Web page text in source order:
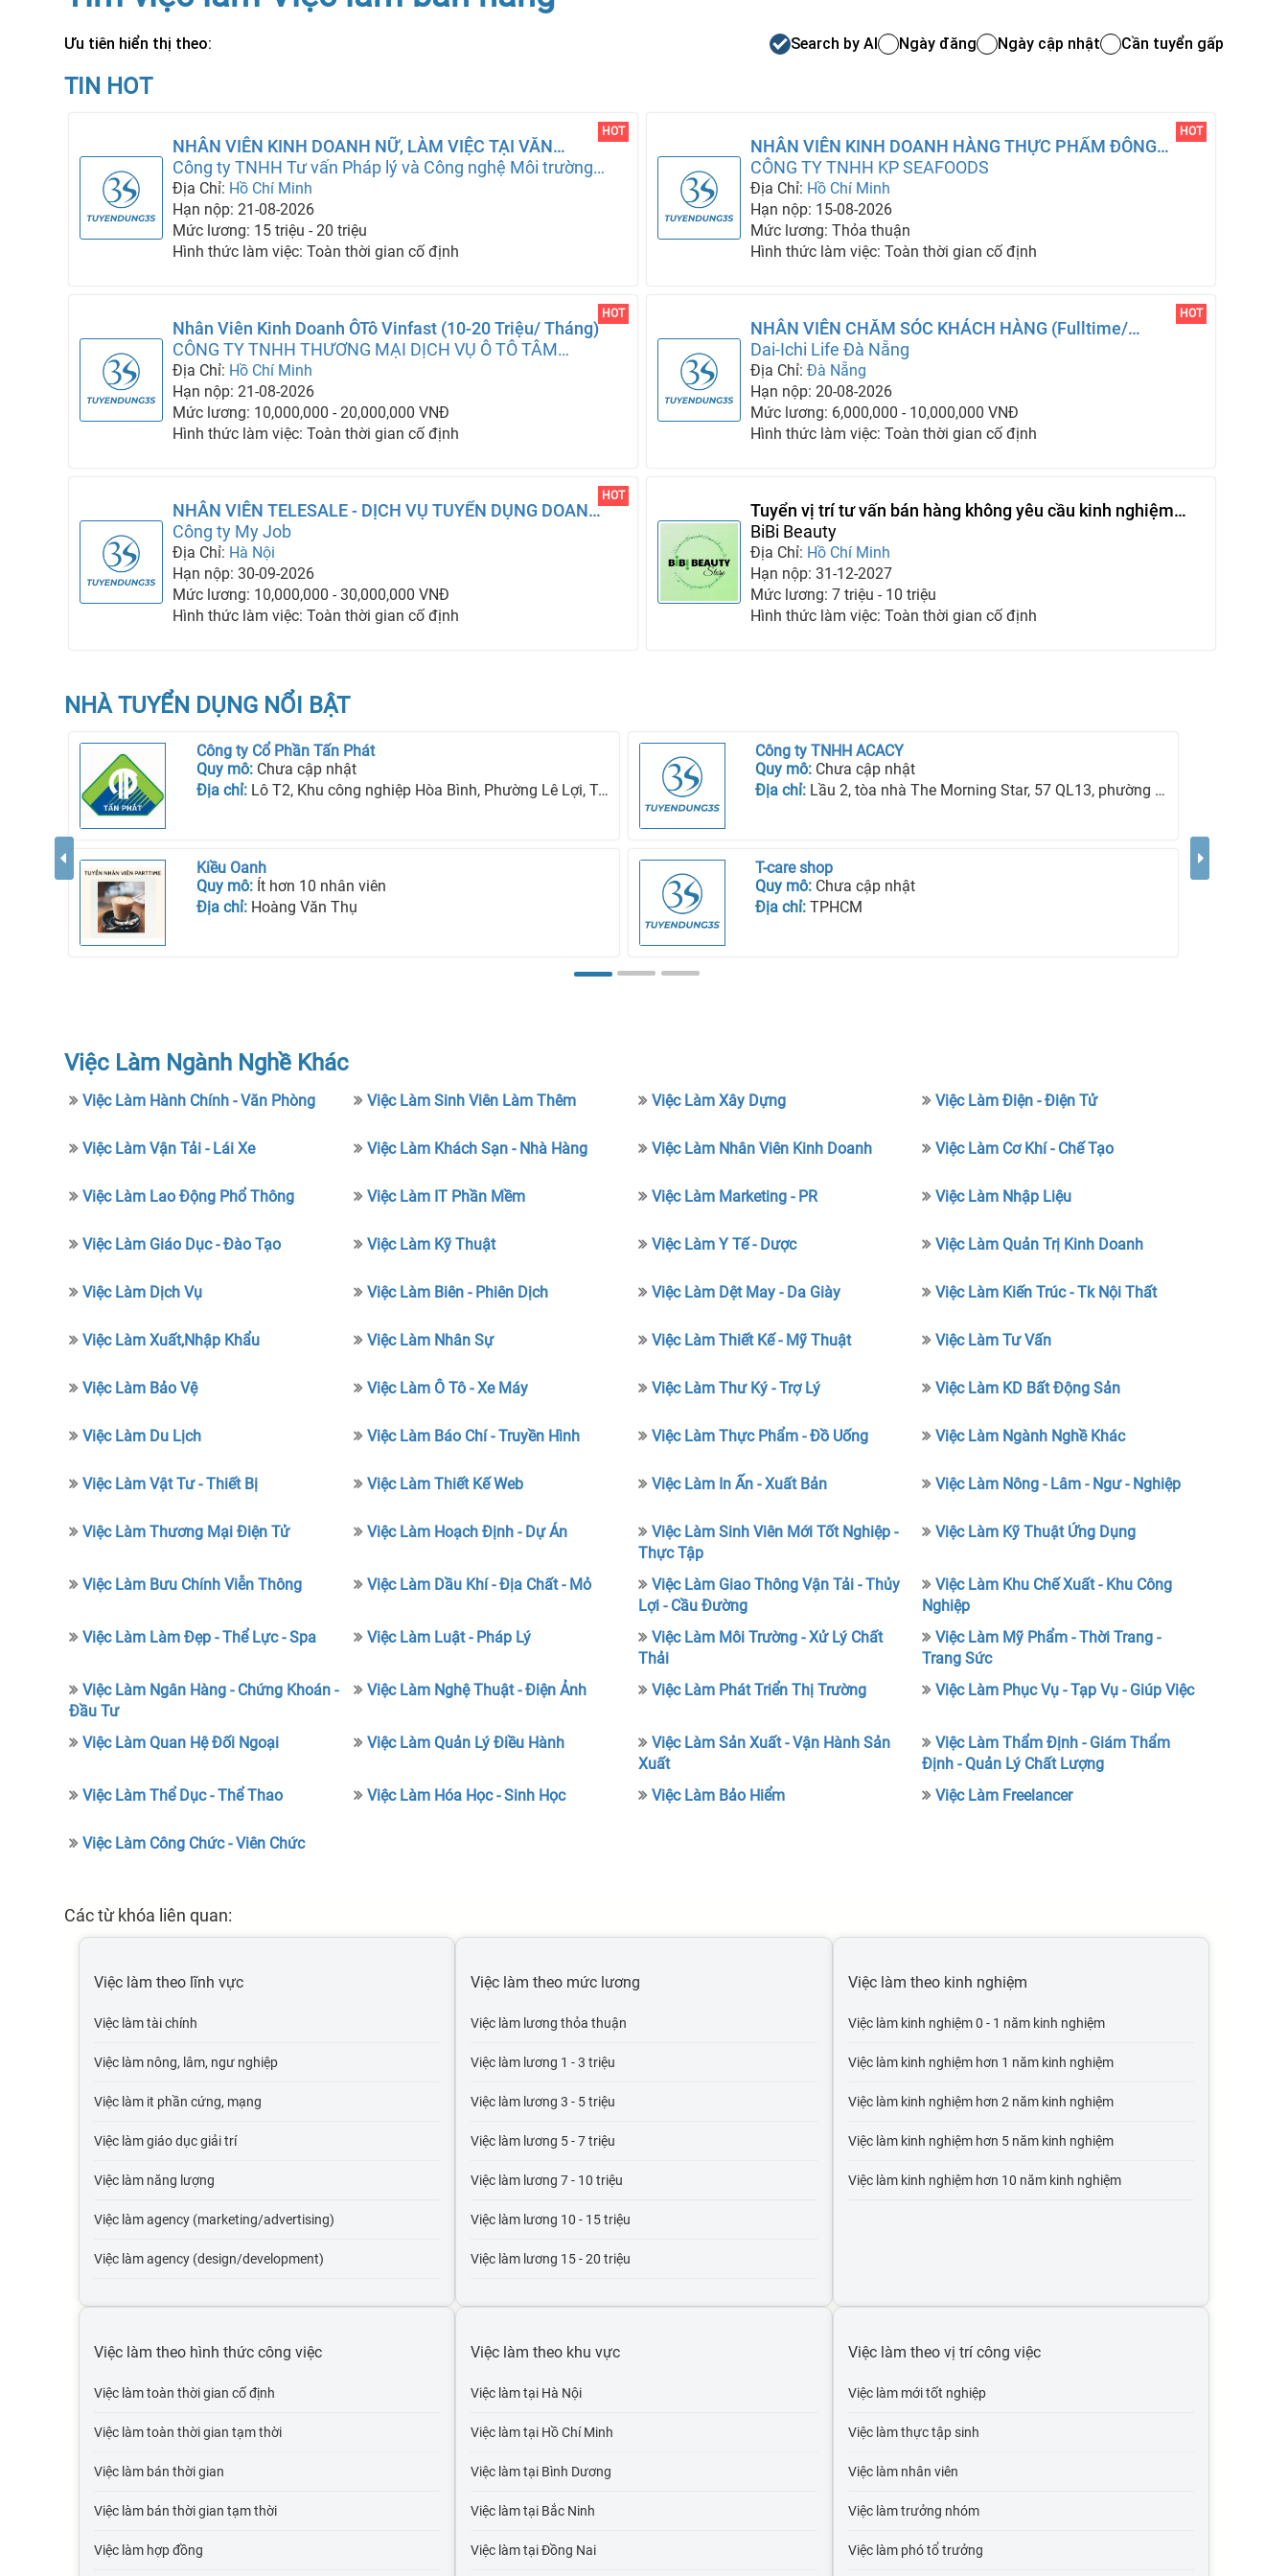
Ưu tiên hiển thị theo: Search by AI Ngày đăng Ngày cập nhật Cần tuyển gấp
TIN HOT
NHÂN VIÊN KINH DOANH NỮ, LÀM VIỆC TẠI VĂN
PHÒNG
Công ty TNHH Tư vấn Pháp lý và Công nghệ Môi trường
Trung Tân Tiến
Địa Chỉ: Hồ Chí Minh
Hạn nộp: 21-08-2026
Mức lương: 15 triệu - 20 triệu
Hình thức làm việc: Toàn thời gian cố định
HOT
NHÂN VIÊN KINH DOANH HÀNG THỰC PHẨM ĐÔNG
LẠNH
CÔNG TY TNHH KP SEAFOODS
Địa Chỉ: Hồ Chí Minh
Hạn nộp: 15-08-2026
Mức lương: Thỏa thuận
Hình thức làm việc: Toàn thời gian cố định
HOT
Nhân Viên Kinh Doanh ÔTô Vinfast (10-20 Triệu/ Tháng)
CÔNG TY TNHH THƯƠNG MẠI DỊCH VỤ Ô TÔ TÂM
PHONG-CHI NHÁNH BÌNH CHÁNH
Địa Chỉ: Hồ Chí Minh
Hạn nộp: 21-08-2026
Mức lương: 10,000,000 - 20,000,000 VNĐ
Hình thức làm việc: Toàn thời gian cố định
HOT
NHÂN VIÊN CHĂM SÓC KHÁCH HÀNG (Fulltime/
Parttime)
Dai-Ichi Life Đà Nẵng
Địa Chỉ: Đà Nẵng
Hạn nộp: 20-08-2026
Mức lương: 6,000,000 - 10,000,000 VNĐ
Hình thức làm việc: Toàn thời gian cố định
HOT
NHÂN VIÊN TELESALE - DỊCH VỤ TUYỂN DỤNG DOANH
NGHIỆP
Công ty My Job
Địa Chỉ: Hà Nội
Hạn nộp: 30-09-2026
Mức lương: 10,000,000 - 30,000,000 VNĐ
Hình thức làm việc: Toàn thời gian cố định
HOT
Tuyển vị trí tư vấn bán hàng không yêu cầu kinh nghiệm
quận 12
BiBi Beauty
Địa Chỉ: Hồ Chí Minh
Hạn nộp: 31-12-2027
Mức lương: 7 triệu - 10 triệu
Hình thức làm việc: Toàn thời gian cố định
NHÀ TUYỂN DỤNG NỔI BẬT
Công ty Cổ Phần Tấn Phát
Quy mô: Chưa cập nhật
Địa chỉ: Lô T2, Khu công nghiệp Hòa Bình, Phường Lê Lợi, Tp Kon Tum, Tỉnh Kon Tum
Công ty TNHH ACACY
Quy mô: Chưa cập nhật
Địa chỉ: Lầu 2, tòa nhà The Morning Star, 57 QL13, phường 26, quận Bình Thạnh, TP Hồ Chí Minh.
Kiều Oanh
Quy mô: Ít hơn 10 nhân viên
Địa chỉ: Hoàng Văn Thụ
T-care shop
Quy mô: Chưa cập nhật
Địa chỉ: TPHCM
Việc Làm Ngành Nghề Khác
Việc Làm Hành Chính - Văn Phòng Việc Làm Sinh Viên Làm Thêm Việc Làm Xây Dựng Việc Làm Điện - Điện Tử
Việc Làm Vận Tải - Lái Xe Việc Làm Khách Sạn - Nhà Hàng Việc Làm Nhân Viên Kinh Doanh Việc Làm Cơ Khí - Chế Tạo
Việc Làm Lao Động Phổ Thông Việc Làm IT Phần Mềm Việc Làm Marketing - PR Việc Làm Nhập Liệu
Việc Làm Giáo Dục - Đào Tạo Việc Làm Kỹ Thuật Việc Làm Y Tế - Dược Việc Làm Quản Trị Kinh Doanh
Việc Làm Dịch Vụ Việc Làm Biên - Phiên Dịch Việc Làm Dệt May - Da Giày Việc Làm Kiến Trúc - Tk Nội Thất
Việc Làm Xuất,nhập Khẩu Việc Làm Nhân Sự Việc Làm Thiết Kế - Mỹ Thuật Việc Làm Tư Vấn
Việc Làm Bảo Vệ Việc Làm Ô Tô - Xe Máy Việc Làm Thư Ký - Trợ Lý Việc Làm KD Bất Động Sản
Việc Làm Du Lịch Việc Làm Báo Chí - Truyền Hình Việc Làm Thực Phẩm - Đồ Uống Việc Làm Ngành Nghề Khác
Việc Làm Vật Tư - Thiết Bị Việc Làm Thiết Kế Web Việc Làm In Ấn - Xuất Bản Việc Làm Nông - Lâm - Ngư - Nghiệp
Việc Làm Thương Mại Điện Tử Việc Làm Hoạch Định - Dự Án
Việc Làm Sinh Viên Mới Tốt Nghiệp -
Thực Tập
Việc Làm Kỹ Thuật Ứng Dụng
Việc Làm Bưu Chính Viễn Thông Việc Làm Dầu Khí - Địa Chất - Mỏ
Việc Làm Giao Thông Vận Tải - Thủy
Lợi - Cầu Đường
Việc Làm Khu Chế Xuất - Khu Công
Nghiệp
Việc Làm Làm Đẹp - Thể Lực - Spa
Việc Làm Luật - Pháp Lý
Việc Làm Môi Trường - Xử Lý Chất
Thải
Việc Làm Mỹ Phẩm - Thời Trang -
Trang Sức
Việc Làm Ngân Hàng - Chứng Khoán -
Đầu Tư
Việc Làm Nghệ Thuật - Điện Ảnh Việc Làm Phát Triển Thị Trường Việc Làm Phục Vụ - Tạp Vụ - Giúp Việc
Việc Làm Quan Hệ Đối Ngoại Việc Làm Quản Lý Điều Hành
Việc Làm Sản Xuất - Vận Hành Sản
Xuất
Việc Làm Thẩm Định - Giám Thẩm
Định - Quản Lý Chất Lượng
Việc Làm Thể Dục - Thể Thao
Việc Làm Hóa Học - Sinh Học Việc Làm Bảo Hiểm Việc Làm Freelancer
Việc Làm Công Chức - Viên Chức
Các từ khóa liên quan:
Việc làm theo lĩnh vực
Việc làm tài chính
Việc làm nông, lâm, ngư nghiệp
Việc làm it phần cứng, mạng
Việc làm giáo dục giải trí
Việc làm năng lượng
Việc làm agency (marketing/advertising)
Việc làm agency (design/development)
Việc làm theo mức lương
Việc làm lương thỏa thuận
Việc làm lương 1 - 3 triệu
Việc làm lương 3 - 5 triệu
Việc làm lương 5 - 7 triệu
Việc làm lương 7 - 10 triệu
Việc làm lương 10 - 15 triệu
Việc làm lương 15 - 20 triệu
Việc làm theo kinh nghiệm
Việc làm kinh nghiệm 0 - 1 năm kinh nghiệm
Việc làm kinh nghiệm hơn 1 năm kinh nghiệm
Việc làm kinh nghiệm hơn 2 năm kinh nghiệm
Việc làm kinh nghiệm hơn 5 năm kinh nghiệm
Việc làm kinh nghiệm hơn 10 năm kinh nghiệm
Việc làm theo hình thức công việc
Việc làm toàn thời gian cố định
Việc làm toàn thời gian tạm thời
Việc làm bán thời gian
Việc làm bán thời gian tạm thời
Việc làm hợp đồng
Việc làm theo khu vực
Việc làm tại Hà Nội
Việc làm tại Hồ Chí Minh
Việc làm tại Bình Dương
Việc làm tại Bắc Ninh
Việc làm tại Đồng Nai
Việc làm theo vị trí công việc
Việc làm mới tốt nghiệp
Việc làm thực tập sinh
Việc làm nhân viên
Việc làm trưởng nhóm
Việc làm phó tổ trưởng